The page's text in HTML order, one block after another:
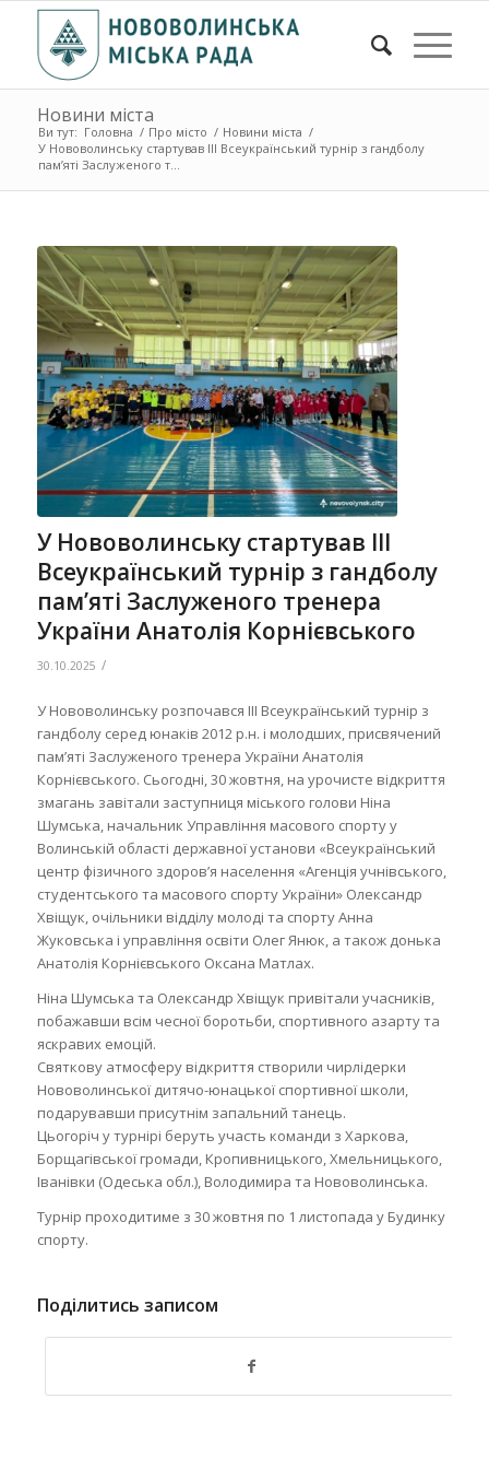
Новини міста
Ви тут: Головна / Про місто / Новини міста /
У Нововолинську стартував ІІІ Всеукраїнський турнір з гандболу
пам’яті Заслуженого т...
У Нововолинську стартував ІІІ
Всеукраїнський турнір з гандболу
пам’яті Заслуженого тренера
України Анатолія Корнієвського
30.10.2025 /
У Нововолинську розпочався ІІІ Всеукраїнський турнір з
гандболу серед юнаків 2012 р.н. і молодших, присвячений
пам’яті Заслуженого тренера України Анатолія
Корнієвського. Сьогодні, 30 жовтня, на урочисте відкриття
змагань завітали заступниця міського голови Ніна
Шумська, начальник Управління масового спорту у
Волинській області державної установи «Всеукраїнський
центр фізичного здоровʼя населення «Агенція учнівського,
студентського та масового спорту України» Олександр
Хвіщук, очільники відділу молоді та спорту Анна
Жуковська і управління освіти Олег Янюк, а також донька
Анатолія Корнієвського Оксана Матлах.
Ніна Шумська та Олександр Хвіщук привітали учасників,
побажавши всім чесної боротьби, спортивного азарту та
яскравих емоцій.
Святкову атмосферу відкриття створили чирлідерки
Нововолинської дитячо-юнацької спортивної школи,
подарувавши присутнім запальний танець.
Цьогоріч у турнірі беруть участь команди з Харкова,
Борщагівської громади, Кропивницького, Хмельницького,
Іванівки (Одеська обл.), Володимира та Нововолинська.
Турнір проходитиме з 30 жовтня по 1 листопада у Будинку
спорту.
Поділитись записом